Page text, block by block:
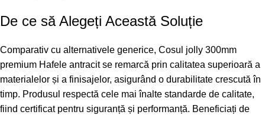
De ce să Alegeți Această Soluție
Comparativ cu alternativele generice, Cosul jolly 300mm
premium Hafele antracit se remarcă prin calitatea superioară a
materialelor și a finisajelor, asigurând o durabilitate crescută în
timp. Produsul respectă cele mai înalte standarde de calitate,
fiind certificat pentru siguranță și performanță. Beneficiați de